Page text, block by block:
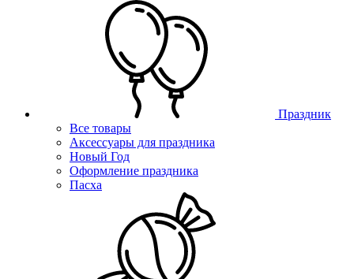
Праздник
Все товары
Аксессуары для праздника
Новый Год
Оформление праздника
Пасха